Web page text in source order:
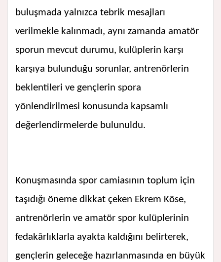
buluşmada yalnızca tebrik mesajları
verilmekle kalınmadı, aynı zamanda amatör
sporun mevcut durumu, kulüplerin karşı
karşıya bulunduğu sorunlar, antrenörlerin
beklentileri ve gençlerin spora
yönlendirilmesi konusunda kapsamlı
değerlendirmelerde bulunuldu.
Konuşmasında spor camiasının toplum için
taşıdığı öneme dikkat çeken Ekrem Köse,
antrenörlerin ve amatör spor kulüplerinin
fedakârlıklarla ayakta kaldığını belirterek,
gençlerin geleceğe hazırlanmasında en büyük